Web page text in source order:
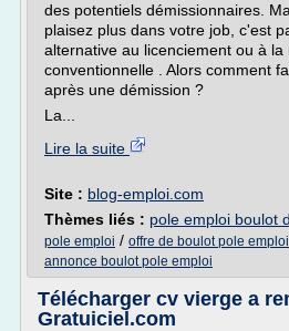
des potentiels démissionnaires.
plaisez plus dans votre job, c'est
alternative au licenciement ou à la
conventionnelle . Alors comment
après une démission ?
La...
Lire la suite
Site : blog-emploi.com
Thèmes liés : pole emploi boulot
pole emploi / offre de boulot pole emploi
annonce boulot pole emploi
Télécharger cv vierge a
Gratuiciel.com